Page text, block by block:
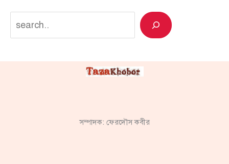
Search
সম্পাদক: ফেরদৌস কবীর